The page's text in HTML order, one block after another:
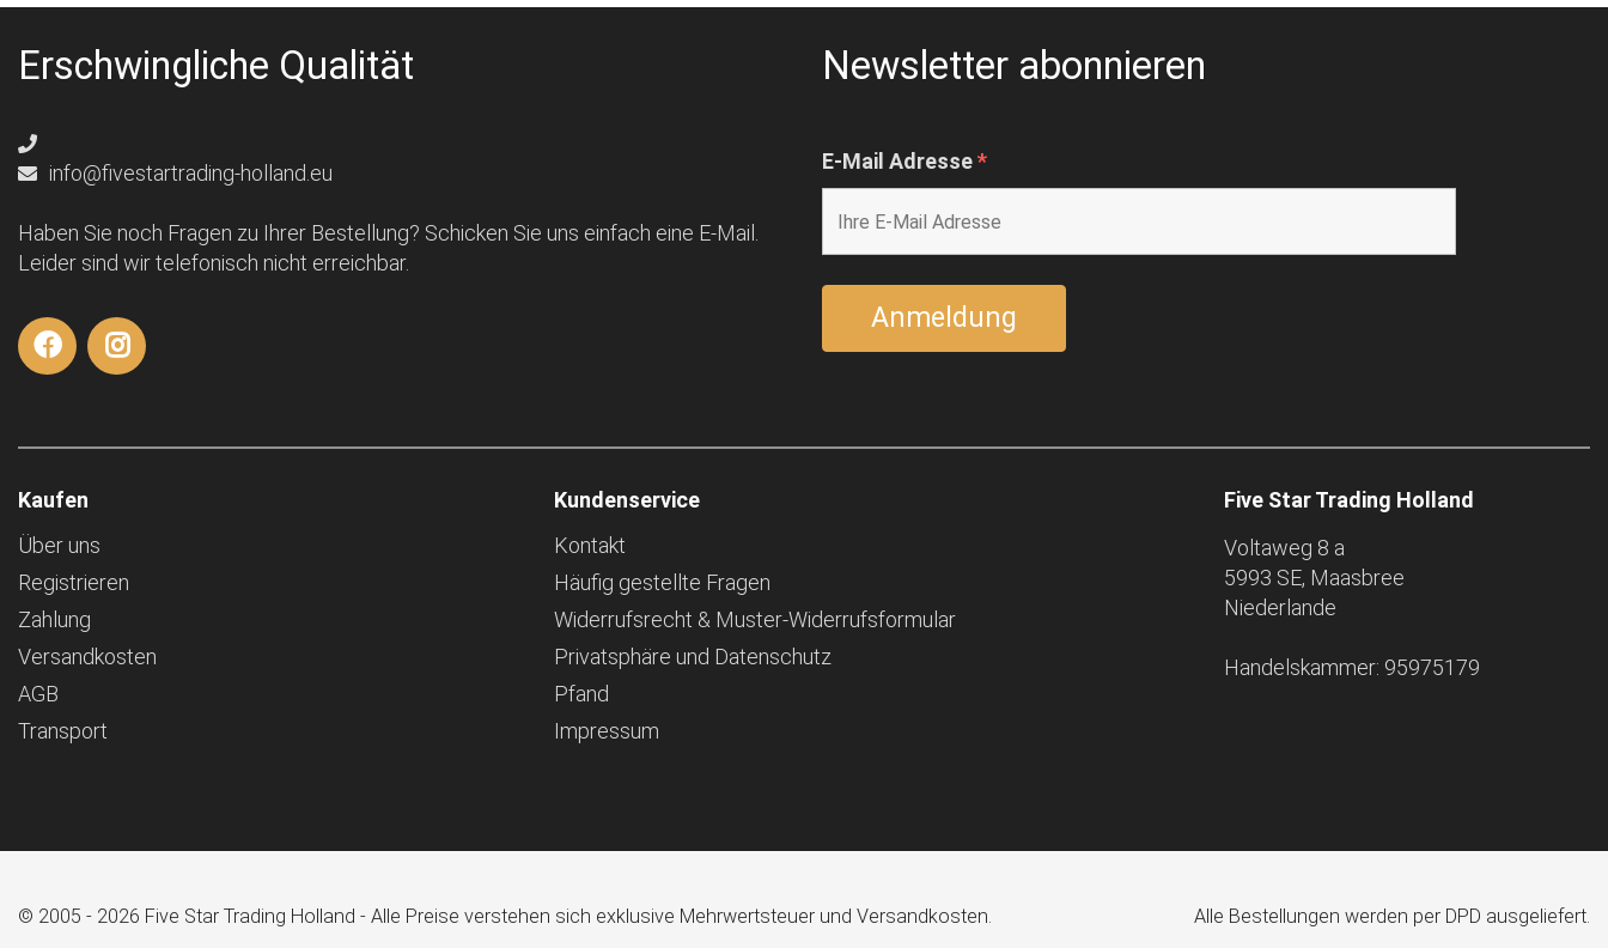
Erschwingliche Qualität
info@fivestartrading-holland.eu
Haben Sie noch Fragen zu Ihrer Bestellung? Schicken Sie uns einfach eine E-Mail.
Leider sind wir telefonisch nicht erreichbar.
Newsletter abonnieren
E-Mail Adresse*
Kaufen
Über uns
Registrieren
Zahlung
Versandkosten
AGB
Transport
Kundenservice
Kontakt
Häufig gestellte Fragen
Widerrufsrecht & Muster-Widerrufsformular
Privatsphäre und Datenschutz
Pfand
Impressum
Five Star Trading Holland
Voltaweg 8 a
5993 SE, Maasbree
Niederlande
Handelskammer: 95975179
© 2005 - 2026 Five Star Trading Holland - Alle Preise verstehen sich exklusive Mehrwertsteuer und Versandkosten. Alle Bestellungen werden per DPD ausgeliefert.